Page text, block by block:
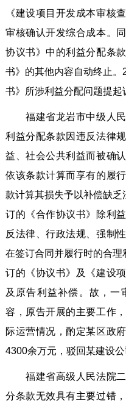
《建设项目开发成本审核
审核确认开发综合成本。
协议书》中的利益分配条
书》的其他内容自动终止
书》所涉利益分配问题提起
福建省龙岩市中级人民
利益分配条款因违反法律
益、社会公共利益而被确
依该条款计算而享有的履
款计算其损失予以补偿缺
订的《合作协议书》除利
反法律、行政法规、强制
在签订合同并履行时的合
订的《协议书》及《建设
及原告利益补偿。故，一
容，原告开展的主要工作
际运营情况，酌定某区政
4300余万元，驳回某建设公
福建省高级人民法院二
分条款无效具有主要过错